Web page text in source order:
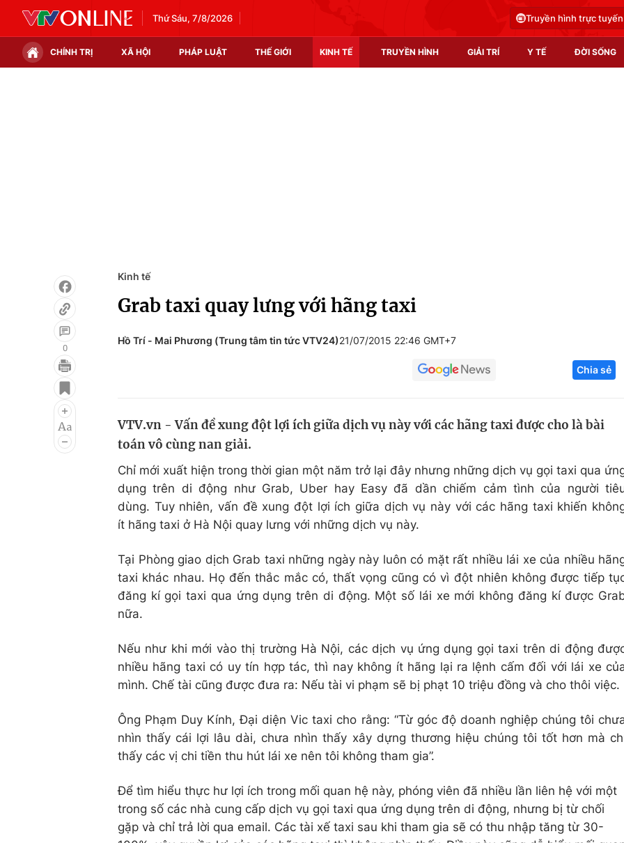
Thứ Sáu, 7/8/2026 Truyền hình trực tuyến
CHÍNH TRỊ XÃ HỘI PHÁP LUẬT THẾ GIỚI KINH TẾ TRUYỀN HÌNH GIẢI TRÍ Y TẾ ĐỜI SỐNG
Điện ảnh
Âm nhạc
Làm đẹp
Học trực tuyến
Công nghệ
Sản phẩm
Tư vấn
0
Kinh tế
Grab taxi quay lưng với hãng taxi
Hồ Trí - Mai Phương (Trung tâm tin tức VTV24)21/07/2015 22:46 GMT+7
Chia sẻ
VTV.vn - Vấn đề xung đột lợi ích giữa dịch vụ này với các hãng taxi được cho là bài
toán vô cùng nan giải.
Chỉ mới xuất hiện trong thời gian một năm trở lại đây nhưng những dịch vụ gọi taxi qua
dụng trên di động như Grab, Uber hay Easy đã dần chiếm cảm tình của người
dùng. Tuy nhiên, vấn đề xung đột lợi ích giữa dịch vụ này với các hãng taxi khiến
ít hãng taxi ở Hà Nội quay lưng với những dịch vụ này.
Tại Phòng giao dịch Grab taxi những ngày này luôn có mặt rất nhiều lái xe của nhiều
taxi khác nhau. Họ đến thắc mắc có, thất vọng cũng có vì đột nhiên không được tiếp
đăng kí gọi taxi qua ứng dụng trên di động. Một số lái xe mới không đăng kí được
nữa.
Nếu như khi mới vào thị trường Hà Nội, các dịch vụ ứng dụng gọi taxi trên di động
nhiều hãng taxi có uy tín hợp tác, thì nay không ít hãng lại ra lệnh cấm đối với lái xe
mình. Chế tài cũng được đưa ra: Nếu tài vi phạm sẽ bị phạt 10 triệu đồng và cho thôi việc.
Ông Phạm Duy Kính, Đại diện Vic taxi cho rằng: “Từ góc độ doanh nghiệp chúng tôi
nhìn thấy cái lợi lâu dài, chưa nhìn thấy xây dựng thương hiệu chúng tôi tốt hơn mà
thấy các vị chi tiền thu hút lái xe nên tôi không tham gia”.
Để tìm hiểu thực hư lợi ích trong mối quan hệ này, phóng viên đã nhiều lần liên hệ với một
trong số các nhà cung cấp dịch vụ gọi taxi qua ứng dụng trên di động, nhưng bị từ chối
gặp và chỉ trả lời qua email. Các tài xế taxi sau khi tham gia sẽ có thu nhập tăng từ 30-